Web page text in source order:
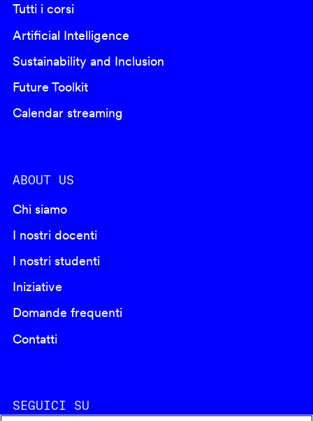
Tutti i corsi
Artificial Intelligence
Sustainability and Inclusion
Future Toolkit
Calendar streaming
ABOUT US
Chi siamo
I nostri docenti
I nostri studenti
Iniziative
Domande frequenti
Contatti
SEGUICI SU